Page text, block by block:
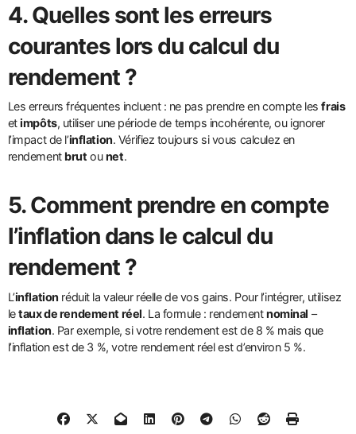
4. Quelles sont les erreurs
couranteslors du calcul du
rendement ?
Les erreurs fréquentes incluent : ne pas prendre en compte lesfrais
etimpôts, utiliser une période de temps incohérente, ou ignorer
l’impact de l’inflation. Vérifiez toujours si vous calculez en
rendement brut ounet.
5. Comment prendre en compte
l’inflationdans le calcul du
rendement ?
L’inflation réduit la valeur réelle de vos gains. Pour l’intégrer, utilisez
letaux de rendement réel. La formule : rendementnominal –
inflation. Par exemple, si votre rendement est de 8 % mais que
l’inflation est de 3 %, votre rendement réel est d’environ 5 %.